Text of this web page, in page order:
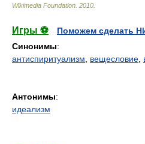
Wikimedia Foundation 2010
Игры ⚽
Поможем сделать
Синонимы:
антиспиритуализм
вещесловие
Антонимы:
идеализм